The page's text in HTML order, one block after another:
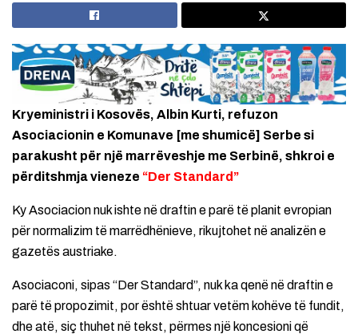
Kryeministri i Kosovës, Albin Kurti, refuzon
Asociacionin e Komunave [me shumicë] Serbe si
parakusht për një marrëveshje me Serbinë, shkroi e
përditshmja vieneze “Der Standard”
Ky Asociacion nuk ishte në draftin e parë të planit evropian
për normalizim të marrëdhënieve, rikujtohet në analizën e
gazetës austriake.
Asociaconi, sipas “Der Standard”, nuk ka qenë në draftin e
parë të propozimit, por është shtuar vetëm kohëve të fundit,
dhe atë, siç thuhet në tekst, përmes një koncesioni që